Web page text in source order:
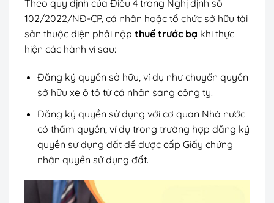
Theo quy định của Điều 4 trong Nghị định số
102/2022/NĐ-CP, cá nhân hoặc tổ chức sở hữu tài
sản thuộc diện phải nộp thuế trước bạ khi thực
hiện các hành vi sau:
Đăng ký quyền sở hữu, ví dụ như chuyển quyền
sở hữu xe ô tô từ cá nhân sang công ty.
Đăng ký quyền sử dụng với cơ quan Nhà nước
có thẩm quyền, ví dụ trong trường hợp đăng ký
quyền sử dụng đất để được cấp Giấy chứng
nhận quyền sử dụng đất.